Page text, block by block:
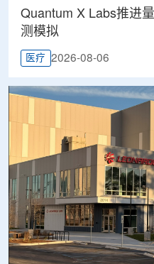
Quantum X Labs推进
测模拟
医疗 2026-08-06